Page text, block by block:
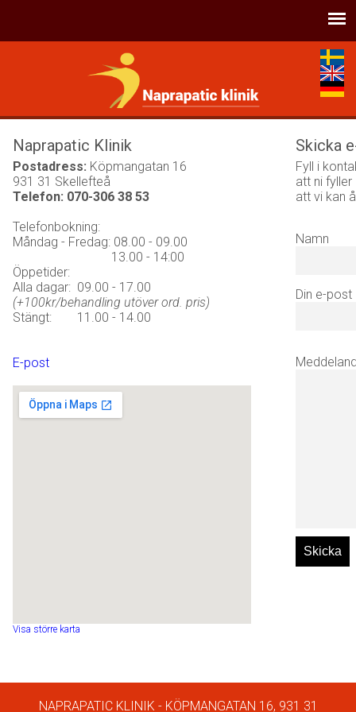
Naprapatic Klinik
Postadress: Köpmangatan 16
931 31 Skellefteå
Telefon: 070-306 38 53
Telefonbokning:
Måndag - Fredag: 08.00 - 09.00
13.00 - 14:00
Öppetider:
Alla dagar: 09.00 - 17.00
(+100kr/behandling utöver ord. pris)
Stängt: 11.00 - 14.00
E-post
Visa större karta
Skicka
Fyll i
att ni
att vi kan
Namn
Din e-post
NAPRAPATIC KLINIK - KÖPMANGATAN 16, 931 31